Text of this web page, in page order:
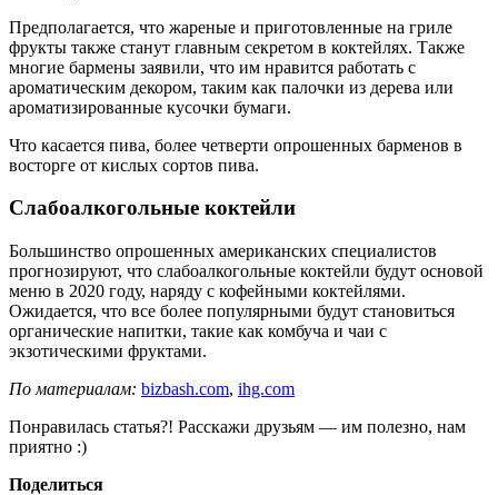
Предполагается, что жареные и приготовленные на гриле
фрукты также станут главным секретом в коктейлях. Также
многие бармены заявили, что им нравится работать с
ароматическим декором, таким как палочки из дерева или
ароматизированные кусочки бумаги.
Что касается пива, более четверти опрошенных барменов в
восторге от кислых сортов пива.
Слабоалкогольные коктейли
Большинство опрошенных американских специалистов
прогнозируют, что слабоалкогольные коктейли будут основой
меню в 2020 году, наряду с кофейными коктейлями.
Ожидается, что все более популярными будут становиться
органические напитки, такие как комбуча и чаи с
экзотическими фруктами.
По материалам: bizbash.com, ihg.com
Понравилась статья?! Расскажи друзьям — им полезно, нам
приятно :)
Поделиться